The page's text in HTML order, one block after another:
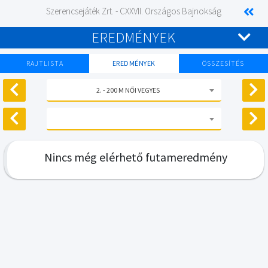
Szerencsejáték Zrt. - CXXVII. Országos Bajnokság
EREDMÉNYEK
RAJTLISTA EREDMÉNYEK ÖSSZESÍTÉS
2. - 200 M NŐI VEGYES
Nincs még elérhető futameredmény